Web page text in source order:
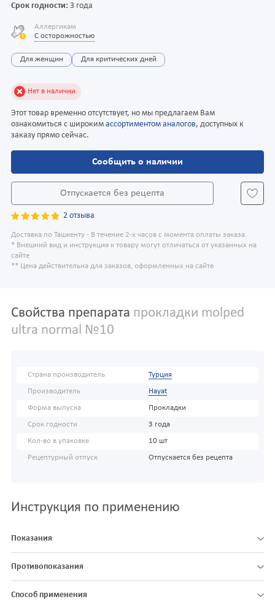
Срок годности: 3 года
Аллергикам
С осторожностью
Для женщин Для критических дней
Нет в наличии
Этот товар временно отсутствует, но мы предлагаем Вам
ознакомиться с широким ассортиментом аналогов, доступных к
заказу прямо сейчас.
Сообщить о наличии
Отпускается без рецепта
2 отзыва
Доставка по Ташкенту - В течение 2-х часов с момента оплаты заказа.
* Внешний вид и инструкция к товару могут отличаться от указанных на
сайте
** Цена действительна для заказов, оформленных на сайте
Свойства препарата прокладки molped
ultra normal №10
Страна производитель Турция
Производитель Hayat
Форма выпуска Прокладки
Срок годности 3 года
Кол-во в упаковке 10 шт
Рецептурный отпуск Отпускается без рецепта
Инструкция по применению
Показания
Противопоказания
Способ применения